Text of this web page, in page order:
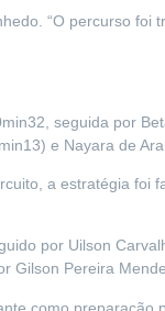
“O percurso
seguida por
e Nayara de
a estratégia foi
por Uilson
Gilson Pereira
como